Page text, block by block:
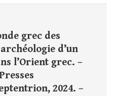
grec des
d’un
l’Orient grec. –
2024. –